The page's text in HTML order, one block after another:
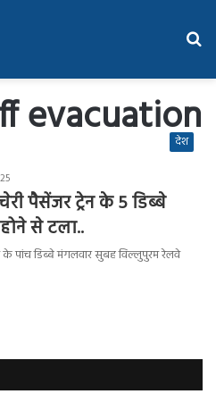
evacuation
देश
पैसेंजर ट्रेन के 5 डिब्बे
से टला..
के पांच डिब्बे मंगलवार सुबह विल्लुपुरम रेलवे